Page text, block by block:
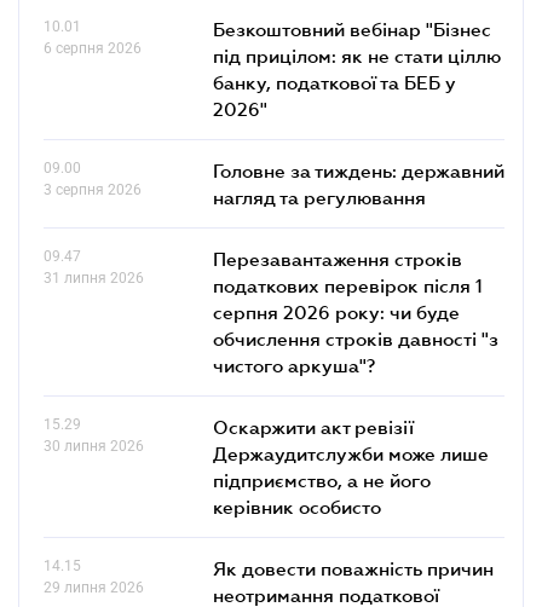
10.01
6 серпня 2026
Безкоштовний вебінар "Бізнес
під прицілом: як не стати ціллю
банку, податкової та БЕБ у
2026"
09.00
3 серпня 2026
Головне за тиждень: державний
нагляд та регулювання
09.47
31 липня 2026
Перезавантаження строків
податкових перевірок після 1
серпня 2026 року: чи буде
обчислення строків давності "з
чистого аркуша"?
15.29
30 липня 2026
Оскаржити акт ревізії
Держаудитслужби може лише
підприємство, а не його
керівник особисто
14.15
29 липня 2026
Як довести поважність причин
неотримання податкової